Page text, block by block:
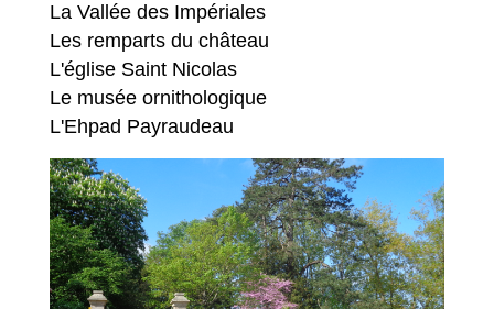
La Vallée des Impériales
Les remparts du château
L'église Saint Nicolas
Le musée ornithologique
L'Ehpad Payraudeau